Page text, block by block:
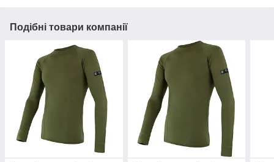
Подібні товари компанії